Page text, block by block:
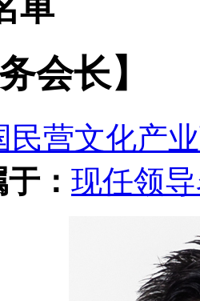
单
会长】
民营文化产
于： 现任领